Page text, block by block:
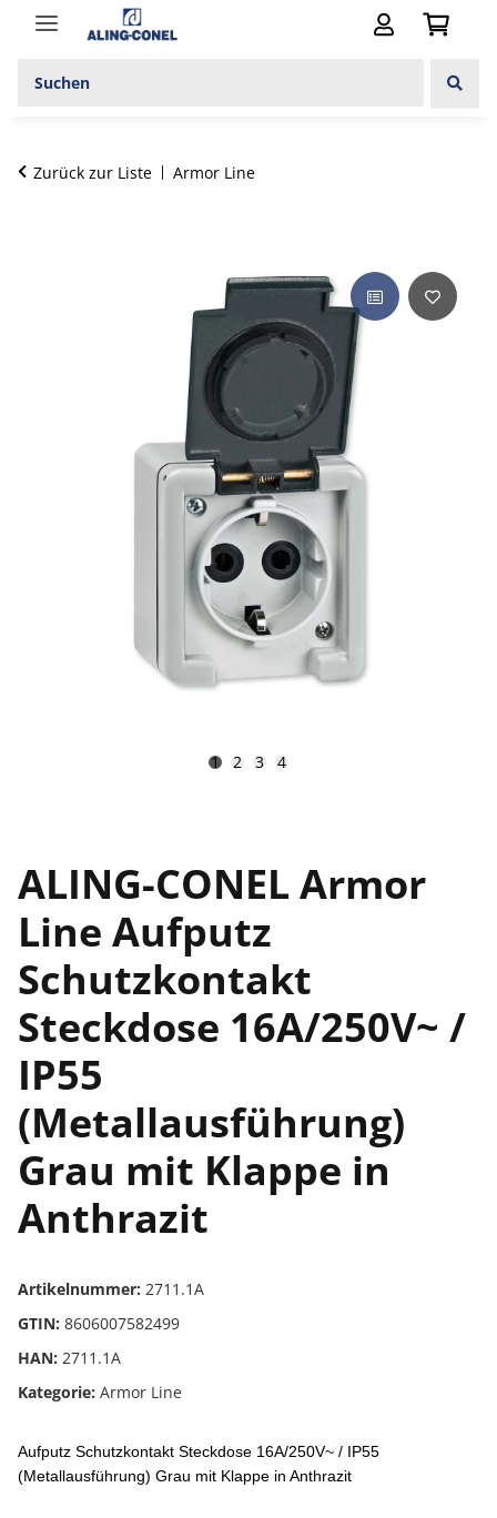
Zurück zur Liste Armor Line
1 2 3 4
ALING-CONEL Armor
Line Aufputz
Schutzkontakt
Steckdose 16A/250V~ /
IP55
(Metallausführung)
Grau mit Klappe in
Anthrazit
Artikelnummer: 2711.1A
GTIN: 8606007582499
HAN: 2711.1A
Kategorie: Armor Line
Aufputz Schutzkontakt Steckdose 16A/250V~ / IP55
(Metallausführung) Grau mit Klappe in Anthrazit